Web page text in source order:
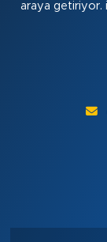
araya getiriyor.